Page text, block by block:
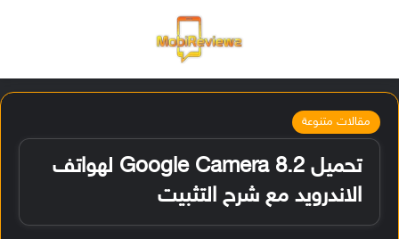
مقالات متنوعة
تحميل Google Camera 8.2 لهواتف
الاندرويد مع شرح التثبيت